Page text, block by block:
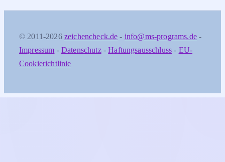
© 2011-2026 zeichencheck.de - info@ms-programs.de-
Impressum - Datenschutz-Haftungsausschluss - EU-
Cookierichtlinie